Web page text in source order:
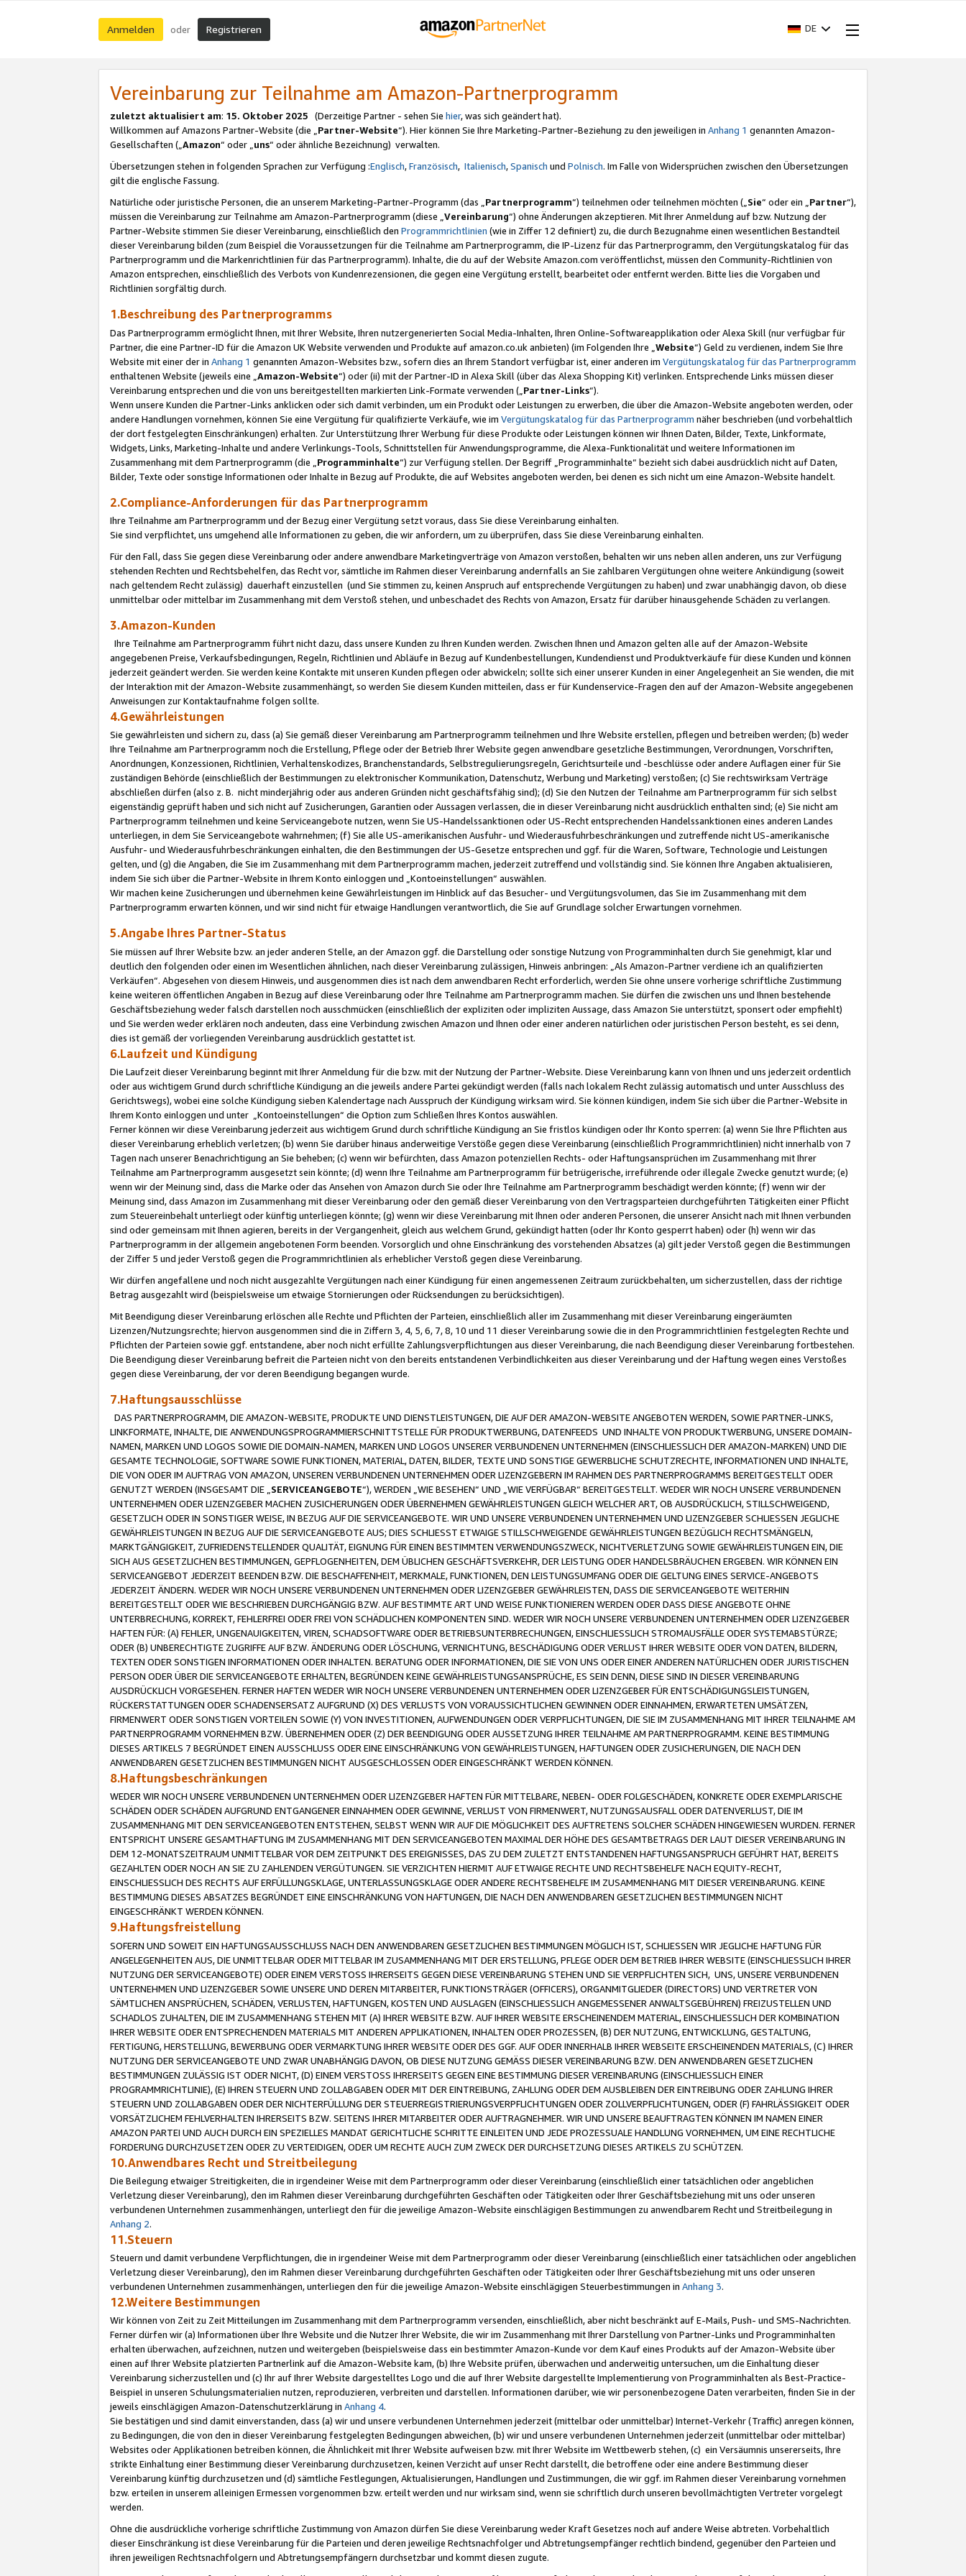
Anmelden oder Registrieren DE
Vereinbarung zur Teilnahme am Amazon-Partnerprogramm
zuletzt aktualisiert am: 15. Oktober 2025 (Derzeitige Partner - sehen Sie hier, was sich geändert hat).
Willkommen auf Amazons Partner-Website (die „Partner-Website“). Hier können Sie Ihre Marketing-Partner-Beziehung zu den jeweiligen in Anhang 1 genannten Amazon-
Gesellschaften („Amazon“ oder „uns“ oder ähnliche Bezeichnung) verwalten.
Übersetzungen stehen in folgenden Sprachen zur Verfügung :Englisch,Französisch, Italienisch,Spanisch und Polnisch. Im Falle von Widersprüchen zwischen den Übersetzungen
gilt die englische Fassung.
Natürliche oder juristische Personen, die an unserem Marketing-Partner-Programm (das „Partnerprogramm“) teilnehmen oder teilnehmen möchten („Sie“ oder ein „Partner“),
müssen die Vereinbarung zur Teilnahme am Amazon-Partnerprogramm (diese „Vereinbarung“) ohne Änderungen akzeptieren. Mit Ihrer Anmeldung auf bzw. Nutzung der
Partner-Website stimmen Sie dieser Vereinbarung, einschließlich den Programmrichtlinien (wie in Ziffer 12 definiert) zu, die durch Bezugnahme einen wesentlichen Bestandteil
dieser Vereinbarung bilden (zum Beispiel die Voraussetzungen für die Teilnahme am Partnerprogramm, die IP-Lizenz für das Partnerprogramm, den Vergütungskatalog für das
Partnerprogramm und die Markenrichtlinien für das Partnerprogramm). Inhalte, die du auf der Website Amazon.com veröffentlichst, müssen den Community-Richtlinien von
Amazon entsprechen, einschließlich des Verbots von Kundenrezensionen, die gegen eine Vergütung erstellt, bearbeitet oder entfernt werden. Bitte lies die Vorgaben und
Richtlinien sorgfältig durch.
1.Beschreibung des Partnerprogramms
Das Partnerprogramm ermöglicht Ihnen, mit Ihrer Website, Ihren nutzergenerierten Social Media-Inhalten, Ihren Online-Softwareapplikation oder Alexa Skill (nur verfügbar für
Partner, die eine Partner-ID für die Amazon UK Website verwenden und Produkte auf amazon.co.uk anbieten) (im Folgenden Ihre „ Website“) Geld zu verdienen, indem Sie Ihre
Website mit einer der in Anhang 1 genannten Amazon-Websites bzw., sofern dies an Ihrem Standort verfügbar ist, einer anderen im Vergütungskatalog für das Partnerprogramm
enthaltenen Website (jeweils eine „ Amazon-Website“) oder (ii) mit der Partner-ID in Alexa Skill (über das Alexa Shopping Kit) verlinken. Entsprechende Links müssen dieser
Vereinbarung entsprechen und die von uns bereitgestellten markierten Link-Formate verwenden („ Partner-Links“).
Wenn unsere Kunden die Partner-Links anklicken oder sich damit verbinden, um ein Produkt oder Leistungen zu erwerben, die über die Amazon-Website angeboten werden, oder
andere Handlungen vornehmen, können Sie eine Vergütung für qualifizierte Verkäufe, wie im Vergütungskatalog für das Partnerprogramm näher beschrieben (und vorbehaltlich
der dort festgelegten Einschränkungen) erhalten. Zur Unterstützung Ihrer Werbung für diese Produkte oder Leistungen können wir Ihnen Daten, Bilder, Texte, Linkformate,
Widgets, Links, Marketing-Inhalte und andere Verlinkungs-Tools, Schnittstellen für Anwendungsprogramme, die Alexa-Funktionalität und weitere Informationen im
Zusammenhang mit dem Partnerprogramm (die „ Programminhalte“) zur Verfügung stellen. Der Begriff „Programminhalte“ bezieht sich dabei ausdrücklich nicht auf Daten,
Bilder, Texte oder sonstige Informationen oder Inhalte in Bezug auf Produkte, die auf Websites angeboten werden, bei denen es sich nicht um eine Amazon-Website handelt.
2.Compliance-Anforderungen für das Partnerprogramm
Ihre Teilnahme am Partnerprogramm und der Bezug einer Vergütung setzt voraus, dass Sie diese Vereinbarung einhalten.
Sie sind verpflichtet, uns umgehend alle Informationen zu geben, die wir anfordern, um zu überprüfen, dass Sie diese Vereinbarung einhalten.
Für den Fall, dass Sie gegen diese Vereinbarung oder andere anwendbare Marketingverträge von Amazon verstoßen, behalten wir uns neben allen anderen, uns zur Verfügung
stehenden Rechten und Rechtsbehelfen, das Recht vor, sämtliche im Rahmen dieser Vereinbarung andernfalls an Sie zahlbaren Vergütungen ohne weitere Ankündigung (soweit
nach geltendem Recht zulässig) dauerhaft einzustellen (und Sie stimmen zu, keinen Anspruch auf entsprechende Vergütungen zu haben) und zwar unabhängig davon, ob diese
unmittelbar oder mittelbar im Zusammenhang mit dem Verstoß stehen, und unbeschadet des Rechts von Amazon, Ersatz für darüber hinausgehende Schäden zu verlangen.
3.Amazon-Kunden
Ihre Teilnahme am Partnerprogramm führt nicht dazu, dass unsere Kunden zu Ihren Kunden werden. Zwischen Ihnen und Amazon gelten alle auf der Amazon-Website
angegebenen Preise, Verkaufsbedingungen, Regeln, Richtlinien und Abläufe in Bezug auf Kundenbestellungen, Kundendienst und Produktverkäufe für diese Kunden und können
jederzeit geändert werden. Sie werden keine Kontakte mit unseren Kunden pflegen oder abwickeln; sollte sich einer unserer Kunden in einer Angelegenheit an Sie wenden, die mit
der Interaktion mit der Amazon-Website zusammenhängt, so werden Sie diesem Kunden mitteilen, dass er für Kundenservice-Fragen den auf der Amazon-Website angegebenen
Anweisungen zur Kontaktaufnahme folgen sollte.
4.Gewährleistungen
Sie gewährleisten und sichern zu, dass (a) Sie gemäß dieser Vereinbarung am Partnerprogramm teilnehmen und Ihre Website erstellen, pflegen und betreiben werden; (b) weder
Ihre Teilnahme am Partnerprogramm noch die Erstellung, Pflege oder der Betrieb Ihrer Website gegen anwendbare gesetzliche Bestimmungen, Verordnungen, Vorschriften,
Anordnungen, Konzessionen, Richtlinien, Verhaltenskodizes, Branchenstandards, Selbstregulierungsregeln, Gerichtsurteile und -beschlüsse oder andere Auflagen einer für Sie
zuständigen Behörde (einschließlich der Bestimmungen zu elektronischer Kommunikation, Datenschutz, Werbung und Marketing) verstoßen; (c) Sie rechtswirksam Verträge
abschließen dürfen (also z. B. nicht minderjährig oder aus anderen Gründen nicht geschäftsfähig sind); (d) Sie den Nutzen der Teilnahme am Partnerprogramm für sich selbst
eigenständig geprüft haben und sich nicht auf Zusicherungen, Garantien oder Aussagen verlassen, die in dieser Vereinbarung nicht ausdrücklich enthalten sind; (e) Sie nicht am
Partnerprogramm teilnehmen und keine Serviceangebote nutzen, wenn Sie US-Handelssanktionen oder US-Recht entsprechenden Handelssanktionen eines anderen Landes
unterliegen, in dem Sie Serviceangebote wahrnehmen; (f) Sie alle US-amerikanischen Ausfuhr- und Wiederausfuhrbeschränkungen und zutreffende nicht US-amerikanische
Ausfuhr- und Wiederausfuhrbeschränkungen einhalten, die den Bestimmungen der US-Gesetze entsprechen und ggf. für die Waren, Software, Technologie und Leistungen
gelten, und (g) die Angaben, die Sie im Zusammenhang mit dem Partnerprogramm machen, jederzeit zutreffend und vollständig sind. Sie können Ihre Angaben aktualisieren,
indem Sie sich über die Partner-Website in Ihrem Konto einloggen und „Kontoeinstellungen“ auswählen.
Wir machen keine Zusicherungen und übernehmen keine Gewährleistungen im Hinblick auf das Besucher- und Vergütungsvolumen, das Sie im Zusammenhang mit dem
Partnerprogramm erwarten können, und wir sind nicht für etwaige Handlungen verantwortlich, die Sie auf Grundlage solcher Erwartungen vornehmen.
5.Angabe Ihres Partner-Status
Sie müssen auf Ihrer Website bzw. an jeder anderen Stelle, an der Amazon ggf. die Darstellung oder sonstige Nutzung von Programminhalten durch Sie genehmigt, klar und
deutlich den folgenden oder einen im Wesentlichen ähnlichen, nach dieser Vereinbarung zulässigen, Hinweis anbringen: „Als Amazon-Partner verdiene ich an qualifizierten
Verkäufen“. Abgesehen von diesem Hinweis, und ausgenommen dies ist nach dem anwendbaren Recht erforderlich, werden Sie ohne unsere vorherige schriftliche Zustimmung
keine weiteren öffentlichen Angaben in Bezug auf diese Vereinbarung oder Ihre Teilnahme am Partnerprogramm machen. Sie dürfen die zwischen uns und Ihnen bestehende
Geschäftsbeziehung weder falsch darstellen noch ausschmücken (einschließlich der expliziten oder impliziten Aussage, dass Amazon Sie unterstützt, sponsert oder empfiehlt)
und Sie werden weder erklären noch andeuten, dass eine Verbindung zwischen Amazon und Ihnen oder einer anderen natürlichen oder juristischen Person besteht, es sei denn,
dies ist gemäß der vorliegenden Vereinbarung ausdrücklich gestattet ist.
6.Laufzeit und Kündigung
Die Laufzeit dieser Vereinbarung beginnt mit Ihrer Anmeldung für die bzw. mit der Nutzung der Partner-Website. Diese Vereinbarung kann von Ihnen und uns jederzeit ordentlich
oder aus wichtigem Grund durch schriftliche Kündigung an die jeweils andere Partei gekündigt werden (falls nach lokalem Recht zulässig automatisch und unter Ausschluss des
Gerichtswegs), wobei eine solche Kündigung sieben Kalendertage nach Ausspruch der Kündigung wirksam wird. Sie können kündigen, indem Sie sich über die Partner-Website in
Ihrem Konto einloggen und unter „Kontoeinstellungen“ die Option zum Schließen Ihres Kontos auswählen.
Ferner können wir diese Vereinbarung jederzeit aus wichtigem Grund durch schriftliche Kündigung an Sie fristlos kündigen oder Ihr Konto sperren: (a) wenn Sie Ihre Pflichten aus
dieser Vereinbarung erheblich verletzen; (b) wenn Sie darüber hinaus anderweitige Verstöße gegen diese Vereinbarung (einschließlich Programmrichtlinien) nicht innerhalb von 7
Tagen nach unserer Benachrichtigung an Sie beheben; (c) wenn wir befürchten, dass Amazon potenziellen Rechts- oder Haftungsansprüchen im Zusammenhang mit Ihrer
Teilnahme am Partnerprogramm ausgesetzt sein könnte; (d) wenn Ihre Teilnahme am Partnerprogramm für betrügerische, irreführende oder illegale Zwecke genutzt wurde; (e)
wenn wir der Meinung sind, dass die Marke oder das Ansehen von Amazon durch Sie oder Ihre Teilnahme am Partnerprogramm beschädigt werden könnte; (f) wenn wir der
Meinung sind, dass Amazon im Zusammenhang mit dieser Vereinbarung oder den gemäß dieser Vereinbarung von den Vertragsparteien durchgeführten Tätigkeiten einer Pflicht
zum Steuereinbehalt unterliegt oder künftig unterliegen könnte; (g) wenn wir diese Vereinbarung mit Ihnen oder anderen Personen, die unserer Ansicht nach mit Ihnen verbunden
sind oder gemeinsam mit Ihnen agieren, bereits in der Vergangenheit, gleich aus welchem Grund, gekündigt hatten (oder Ihr Konto gesperrt haben) oder (h) wenn wir das
Partnerprogramm in der allgemein angebotenen Form beenden. Vorsorglich und ohne Einschränkung des vorstehenden Absatzes (a) gilt jeder Verstoß gegen die Bestimmungen
der Ziffer 5 und jeder Verstoß gegen die Programmrichtlinien als erheblicher Verstoß gegen diese Vereinbarung.
Wir dürfen angefallene und noch nicht ausgezahlte Vergütungen nach einer Kündigung für einen angemessenen Zeitraum zurückbehalten, um sicherzustellen, dass der richtige
Betrag ausgezahlt wird (beispielsweise um etwaige Stornierungen oder Rücksendungen zu berücksichtigen).
Mit Beendigung dieser Vereinbarung erlöschen alle Rechte und Pflichten der Parteien, einschließlich aller im Zusammenhang mit dieser Vereinbarung eingeräumten
Lizenzen/Nutzungsrechte; hiervon ausgenommen sind die in Ziffern 3, 4, 5, 6, 7, 8, 10 und 11 dieser Vereinbarung sowie die in den Programmrichtlinien festgelegten Rechte und
Pflichten der Parteien sowie ggf. entstandene, aber noch nicht erfüllte Zahlungsverpflichtungen aus dieser Vereinbarung, die nach Beendigung dieser Vereinbarung fortbestehen.
Die Beendigung dieser Vereinbarung befreit die Parteien nicht von den bereits entstandenen Verbindlichkeiten aus dieser Vereinbarung und der Haftung wegen eines Verstoßes
gegen diese Vereinbarung, der vor deren Beendigung begangen wurde.
7.Haftungsausschlüsse
DAS PARTNERPROGRAMM, DIE AMAZON-WEBSITE, PRODUKTE UND DIENSTLEISTUNGEN, DIE AUF DER AMAZON-WEBSITE ANGEBOTEN WERDEN, SOWIE PARTNER-LINKS,
LINKFORMATE, INHALTE, DIE ANWENDUNGSPROGRAMMIERSCHNITTSTELLE FÜR PRODUKTWERBUNG, DATENFEEDS UND INHALTE VON PRODUKTWERBUNG, UNSERE DOMAIN-
NAMEN, MARKEN UND LOGOS SOWIE DIE DOMAIN-NAMEN, MARKEN UND LOGOS UNSERER VERBUNDENEN UNTERNEHMEN (EINSCHLIESSLICH DER AMAZON-MARKEN) UND DIE
GESAMTE TECHNOLOGIE, SOFTWARE SOWIE FUNKTIONEN, MATERIAL, DATEN, BILDER, TEXTE UND SONSTIGE GEWERBLICHE SCHUTZRECHTE, INFORMATIONEN UND INHALTE,
DIE VON ODER IM AUFTRAG VON AMAZON, UNSEREN VERBUNDENEN UNTERNEHMEN ODER LIZENZGEBERN IM RAHMEN DES PARTNERPROGRAMMS BEREITGESTELLT ODER
GENUTZT WERDEN (INSGESAMT DIE „ SERVICEANGEBOTE“), WERDEN „WIE BESEHEN“ UND „WIE VERFÜGBAR“ BEREITGESTELLT. WEDER WIR NOCH UNSERE VERBUNDENEN
UNTERNEHMEN ODER LIZENZGEBER MACHEN ZUSICHERUNGEN ODER ÜBERNEHMEN GEWÄHRLEISTUNGEN GLEICH WELCHER ART, OB AUSDRÜCKLICH, STILLSCHWEIGEND,
GESETZLICH ODER IN SONSTIGER WEISE, IN BEZUG AUF DIE SERVICEANGEBOTE. WIR UND UNSERE VERBUNDENEN UNTERNEHMEN UND LIZENZGEBER SCHLIESSEN JEGLICHE
GEWÄHRLEISTUNGEN IN BEZUG AUF DIE SERVICEANGEBOTE AUS; DIES SCHLIESST ETWAIGE STILLSCHWEIGENDE GEWÄHRLEISTUNGEN BEZÜGLICH RECHTSMÄNGELN,
MARKTGÄNGIGKEIT, ZUFRIEDENSTELLENDER QUALITÄT, EIGNUNG FÜR EINEN BESTIMMTEN VERWENDUNGSZWECK, NICHTVERLETZUNG SOWIE GEWÄHRLEISTUNGEN EIN, DIE
SICH AUS GESETZLICHEN BESTIMMUNGEN, GEPFLOGENHEITEN, DEM ÜBLICHEN GESCHÄFTSVERKEHR, DER LEISTUNG ODER HANDELSBRÄUCHEN ERGEBEN. WIR KÖNNEN EIN
SERVICEANGEBOT JEDERZEIT BEENDEN BZW. DIE BESCHAFFENHEIT, MERKMALE, FUNKTIONEN, DEN LEISTUNGSUMFANG ODER DIE GELTUNG EINES SERVICE-ANGEBOTS
JEDERZEIT ÄNDERN. WEDER WIR NOCH UNSERE VERBUNDENEN UNTERNEHMEN ODER LIZENZGEBER GEWÄHRLEISTEN, DASS DIE SERVICEANGEBOTE WEITERHIN
BEREITGESTELLT ODER WIE BESCHRIEBEN DURCHGÄNGIG BZW. AUF BESTIMMTE ART UND WEISE FUNKTIONIEREN WERDEN ODER DASS DIESE ANGEBOTE OHNE
UNTERBRECHUNG, KORREKT, FEHLERFREI ODER FREI VON SCHÄDLICHEN KOMPONENTEN SIND. WEDER WIR NOCH UNSERE VERBUNDENEN UNTERNEHMEN ODER LIZENZGEBER
HAFTEN FÜR: (A) FEHLER, UNGENAUIGKEITEN, VIREN, SCHADSOFTWARE ODER BETRIEBSUNTERBRECHUNGEN, EINSCHLIESSLICH STROMAUSFÄLLE ODER SYSTEMABSTÜRZE;
ODER (B) UNBERECHTIGTE ZUGRIFFE AUF BZW. ÄNDERUNG ODER LÖSCHUNG, VERNICHTUNG, BESCHÄDIGUNG ODER VERLUST IHRER WEBSITE ODER VON DATEN, BILDERN,
TEXTEN ODER SONSTIGEN INFORMATIONEN ODER INHALTEN. BERATUNG ODER INFORMATIONEN, DIE SIE VON UNS ODER EINER ANDEREN NATÜRLICHEN ODER JURISTISCHEN
PERSON ODER ÜBER DIE SERVICEANGEBOTE ERHALTEN, BEGRÜNDEN KEINE GEWÄHRLEISTUNGSANSPRÜCHE, ES SEIN DENN, DIESE SIND IN DIESER VEREINBARUNG
AUSDRÜCKLICH VORGESEHEN. FERNER HAFTEN WEDER WIR NOCH UNSERE VERBUNDENEN UNTERNEHMEN ODER LIZENZGEBER FÜR ENTSCHÄDIGUNGSLEISTUNGEN,
RÜCKERSTATTUNGEN ODER SCHADENSERSATZ AUFGRUND (X) DES VERLUSTS VON VORAUSSICHTLICHEN GEWINNEN ODER EINNAHMEN, ERWARTETEN UMSÄTZEN,
FIRMENWERT ODER SONSTIGEN VORTEILEN SOWIE (Y) VON INVESTITIONEN, AUFWENDUNGEN ODER VERPFLICHTUNGEN, DIE SIE IM ZUSAMMENHANG MIT IHRER TEILNAHME AM
PARTNERPROGRAMM VORNEHMEN BZW. ÜBERNEHMEN ODER (Z) DER BEENDIGUNG ODER AUSSETZUNG IHRER TEILNAHME AM PARTNERPROGRAMM. KEINE BESTIMMUNG
DIESES ARTIKELS 7 BEGRÜNDET EINEN AUSSCHLUSS ODER EINE EINSCHRÄNKUNG VON GEWÄHRLEISTUNGEN, HAFTUNGEN ODER ZUSICHERUNGEN, DIE NACH DEN
ANWENDBAREN GESETZLICHEN BESTIMMUNGEN NICHT AUSGESCHLOSSEN ODER EINGESCHRÄNKT WERDEN KÖNNEN.
8.Haftungsbeschränkungen
WEDER WIR NOCH UNSERE VERBUNDENEN UNTERNEHMEN ODER LIZENZGEBER HAFTEN FÜR MITTELBARE, NEBEN- ODER FOLGESCHÄDEN, KONKRETE ODER EXEMPLARISCHE
SCHÄDEN ODER SCHÄDEN AUFGRUND ENTGANGENER EINNAHMEN ODER GEWINNE, VERLUST VON FIRMENWERT, NUTZUNGSAUSFALL ODER DATENVERLUST, DIE IM
ZUSAMMENHANG MIT DEN SERVICEANGEBOTEN ENTSTEHEN, SELBST WENN WIR AUF DIE MÖGLICHKEIT DES AUFTRETENS SOLCHER SCHÄDEN HINGEWIESEN WURDEN. FERNER
ENTSPRICHT UNSERE GESAMTHAFTUNG IM ZUSAMMENHANG MIT DEN SERVICEANGEBOTEN MAXIMAL DER HÖHE DES GESAMTBETRAGS DER LAUT DIESER VEREINBARUNG IN
DEM 12-MONATSZEITRAUM UNMITTELBAR VOR DEM ZEITPUNKT DES EREIGNISSES, DAS ZU DEM ZULETZT ENTSTANDENEN HAFTUNGSANSPRUCH GEFÜHRT HAT, BEREITS
GEZAHLTEN ODER NOCH AN SIE ZU ZAHLENDEN VERGÜTUNGEN. SIE VERZICHTEN HIERMIT AUF ETWAIGE RECHTE UND RECHTSBEHELFE NACH EQUITY-RECHT,
EINSCHLIESSLICH DES RECHTS AUF ERFÜLLUNGSKLAGE, UNTERLASSUNGSKLAGE ODER ANDERE RECHTSBEHELFE IM ZUSAMMENHANG MIT DIESER VEREINBARUNG. KEINE
BESTIMMUNG DIESES ABSATZES BEGRÜNDET EINE EINSCHRÄNKUNG VON HAFTUNGEN, DIE NACH DEN ANWENDBAREN GESETZLICHEN BESTIMMUNGEN NICHT
EINGESCHRÄNKT WERDEN KÖNNEN.
9.Haftungsfreistellung
SOFERN UND SOWEIT EIN HAFTUNGSAUSSCHLUSS NACH DEN ANWENDBAREN GESETZLICHEN BESTIMMUNGEN MÖGLICH IST, SCHLIESSEN WIR JEGLICHE HAFTUNG FÜR
ANGELEGENHEITEN AUS, DIE UNMITTELBAR ODER MITTELBAR IM ZUSAMMENHANG MIT DER ERSTELLUNG, PFLEGE ODER DEM BETRIEB IHRER WEBSITE (EINSCHLIESSLICH IHRER
NUTZUNG DER SERVICEANGEBOTE) ODER EINEM VERSTOSS IHRERSEITS GEGEN DIESE VEREINBARUNG STEHEN UND SIE VERPFLICHTEN SICH, UNS, UNSERE VERBUNDENEN
UNTERNEHMEN UND LIZENZGEBER SOWIE UNSERE UND DEREN MITARBEITER, FUNKTIONSTRÄGER (OFFICERS), ORGANMITGLIEDER (DIRECTORS) UND VERTRETER VON
SÄMTLICHEN ANSPRÜCHEN, SCHÄDEN, VERLUSTEN, HAFTUNGEN, KOSTEN UND AUSLAGEN (EINSCHLIESSLICH ANGEMESSENER ANWALTSGEBÜHREN) FREIZUSTELLEN UND
SCHADLOS ZUHALTEN, DIE IM ZUSAMMENHANG STEHEN MIT (A) IHRER WEBSITE BZW. AUF IHRER WEBSITE ERSCHEINENDEM MATERIAL, EINSCHLIESSLICH DER KOMBINATION
IHRER WEBSITE ODER ENTSPRECHENDEN MATERIALS MIT ANDEREN APPLIKATIONEN, INHALTEN ODER PROZESSEN, (B) DER NUTZUNG, ENTWICKLUNG, GESTALTUNG,
FERTIGUNG, HERSTELLUNG, BEWERBUNG ODER VERMARKTUNG IHRER WEBSITE ODER DES GGF. AUF ODER INNERHALB IHRER WEBSEITE ERSCHEINENDEN MATERIALS, (C) IHRER
NUTZUNG DER SERVICEANGEBOTE UND ZWAR UNABHÄNGIG DAVON, OB DIESE NUTZUNG GEMÄSS DIESER VEREINBARUNG BZW. DEN ANWENDBAREN GESETZLICHEN
BESTIMMUNGEN ZULÄSSIG IST ODER NICHT, (D) EINEM VERSTOSS IHRERSEITS GEGEN EINE BESTIMMUNG DIESER VEREINBARUNG (EINSCHLIESSLICH EINER
PROGRAMMRICHTLINIE), (E) IHREN STEUERN UND ZOLLABGABEN ODER MIT DER EINTREIBUNG, ZAHLUNG ODER DEM AUSBLEIBEN DER EINTREIBUNG ODER ZAHLUNG IHRER
STEUERN UND ZOLLABGABEN ODER DER NICHTERFÜLLUNG DER STEUERREGISTRIERUNGSVERPFLICHTUNGEN ODER ZOLLVERPFLICHTUNGEN, ODER (F) FAHRLÄSSIGKEIT ODER
VORSÄTZLICHEM FEHLVERHALTEN IHRERSEITS BZW. SEITENS IHRER MITARBEITER ODER AUFTRAGNEHMER. WIR UND UNSERE BEAUFTRAGTEN KÖNNEN IM NAMEN EINER
AMAZON PARTEI UND AUCH DURCH EIN SPEZIELLES MANDAT GERICHTLICHE SCHRITTE EINLEITEN UND JEDE PROZESSUALE HANDLUNG VORNEHMEN, UM EINE RECHTLICHE
FORDERUNG DURCHZUSETZEN ODER ZU VERTEIDIGEN, ODER UM RECHTE AUCH ZUM ZWECK DER DURCHSETZUNG DIESES ARTIKELS ZU SCHÜTZEN.
10.Anwendbares Recht und Streitbeilegung
Die Beilegung etwaiger Streitigkeiten, die in irgendeiner Weise mit dem Partnerprogramm oder dieser Vereinbarung (einschließlich einer tatsächlichen oder angeblichen
Verletzung dieser Vereinbarung), den im Rahmen dieser Vereinbarung durchgeführten Geschäften oder Tätigkeiten oder Ihrer Geschäftsbeziehung mit uns oder unseren
verbundenen Unternehmen zusammenhängen, unterliegt den für die jeweilige Amazon-Website einschlägigen Bestimmungen zu anwendbarem Recht und Streitbeilegung in
Anhang 2.
11.Steuern
Steuern und damit verbundene Verpflichtungen, die in irgendeiner Weise mit dem Partnerprogramm oder dieser Vereinbarung (einschließlich einer tatsächlichen oder angeblichen
Verletzung dieser Vereinbarung), den im Rahmen dieser Vereinbarung durchgeführten Geschäften oder Tätigkeiten oder Ihrer Geschäftsbeziehung mit uns oder unseren
verbundenen Unternehmen zusammenhängen, unterliegen den für die jeweilige Amazon-Website einschlägigen Steuerbestimmungen in Anhang 3.
12.Weitere Bestimmungen
Wir können von Zeit zu Zeit Mitteilungen im Zusammenhang mit dem Partnerprogramm versenden, einschließlich, aber nicht beschränkt auf E-Mails, Push- und SMS-Nachrichten.
Ferner dürfen wir (a) Informationen über Ihre Website und die Nutzer Ihrer Website, die wir im Zusammenhang mit Ihrer Darstellung von Partner-Links und Programminhalten
erhalten überwachen, aufzeichnen, nutzen und weitergeben (beispielsweise dass ein bestimmter Amazon-Kunde vor dem Kauf eines Produkts auf der Amazon-Website über
einen auf Ihrer Website platzierten Partnerlink auf die Amazon-Website kam, (b) Ihre Website prüfen, überwachen und anderweitig untersuchen, um die Einhaltung dieser
Vereinbarung sicherzustellen und (c) Ihr auf Ihrer Website dargestelltes Logo und die auf Ihrer Website dargestellte Implementierung von Programminhalten als Best-Practice-
Beispiel in unseren Schulungsmaterialien nutzen, reproduzieren, verbreiten und darstellen. Informationen darüber, wie wir personenbezogene Daten verarbeiten, finden Sie in der
jeweils einschlägigen Amazon-Datenschutzerklärung in Anhang 4.
Sie bestätigen und sind damit einverstanden, dass (a) wir und unsere verbundenen Unternehmen jederzeit (mittelbar oder unmittelbar) Internet-Verkehr (Traffic) anregen können,
zu Bedingungen, die von den in dieser Vereinbarung festgelegten Bedingungen abweichen, (b) wir und unsere verbundenen Unternehmen jederzeit (unmittelbar oder mittelbar)
Websites oder Applikationen betreiben können, die Ähnlichkeit mit Ihrer Website aufweisen bzw. mit Ihrer Website im Wettbewerb stehen, (c) ein Versäumnis unsererseits, Ihre
strikte Einhaltung einer Bestimmung dieser Vereinbarung durchzusetzen, keinen Verzicht auf unser Recht darstellt, die betroffene oder eine andere Bestimmung dieser
Vereinbarung künftig durchzusetzen und (d) sämtliche Festlegungen, Aktualisierungen, Handlungen und Zustimmungen, die wir ggf. im Rahmen dieser Vereinbarung vornehmen
bzw. erteilen in unserem alleinigen Ermessen vorgenommen bzw. erteilt werden und nur wirksam sind, wenn sie schriftlich durch unseren bevollmächtigten Vertreter vorgelegt
werden.
Ohne die ausdrückliche vorherige schriftliche Zustimmung von Amazon dürfen Sie diese Vereinbarung weder Kraft Gesetzes noch auf andere Weise abtreten. Vorbehaltlich
dieser Einschränkung ist diese Vereinbarung für die Parteien und deren jeweilige Rechtsnachfolger und Abtretungsempfänger rechtlich bindend, gegenüber den Parteien und
ihren jeweiligen Rechtsnachfolgern und Abtretungsempfängern durchsetzbar und kommt diesen zugute.